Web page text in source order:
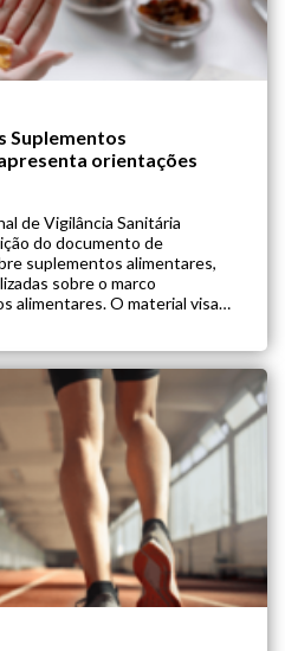
Suplementos
orientações
de Vigilância Sanitária
do documento de
suplementos alimentares,
sobre o marco
alimentares. O material visa